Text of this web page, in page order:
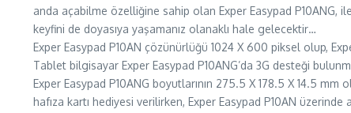
anda açabilme özelliğine sahip olan Exper Easypad P10ANG,
keyfini de doyasıya yaşamanız olanaklı hale gelecektir…
Exper Easypad P10AN çözünürlüğü 1024 X 600 piksel olup,
Tablet bilgisayar Exper Easypad P10ANG’da 3G desteği
Exper Easypad P10ANG boyutlarının 275.5 X 178.5 X 14.5
hafıza kartı hediyesi verilirken, Exper Easypad P10AN